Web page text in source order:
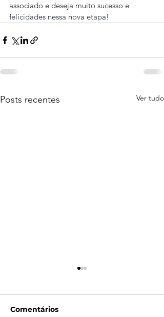
associado e deseja muito sucesso e
felicidades nessa nova etapa!
Posts recentes Ver tudo
Comentários